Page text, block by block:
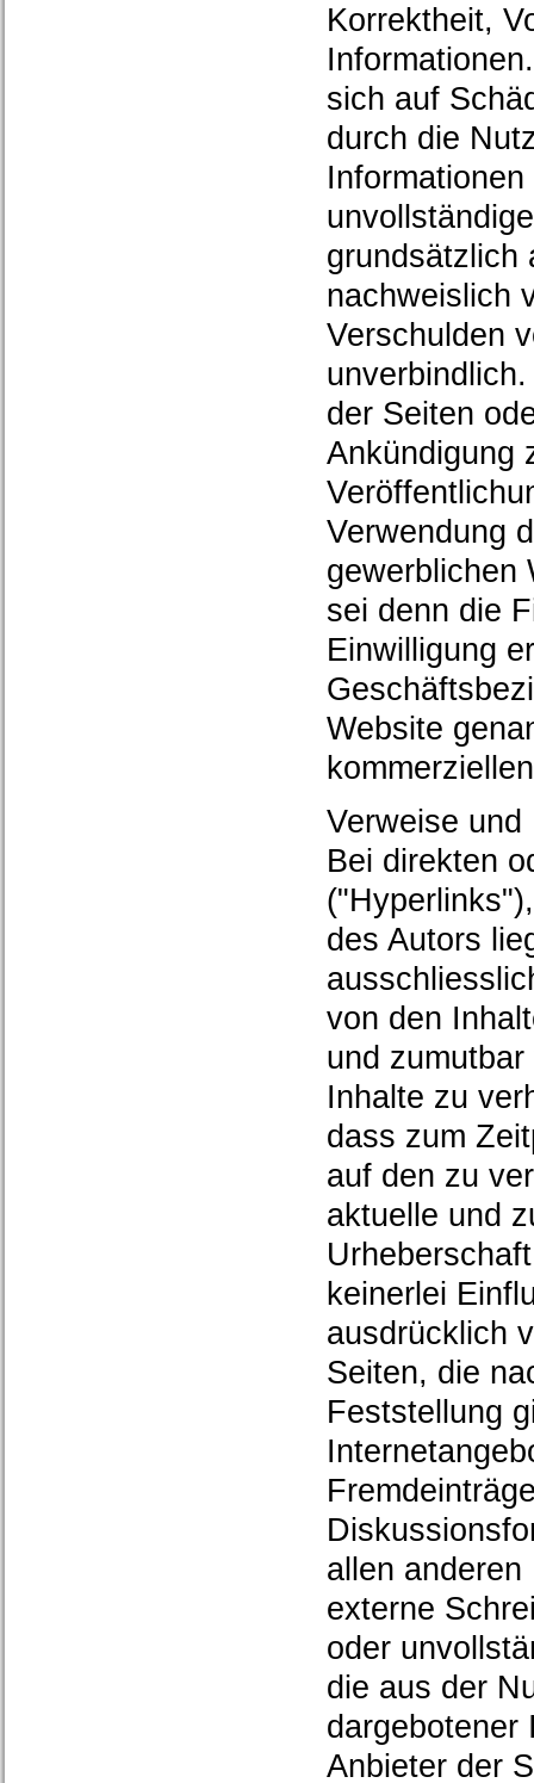
Korrektheit,
sich auf
durch die
grundsätzlich
nachweislich
Verschulden
der Seiten
Ankündigung
Verwendung
gewerblichen
sei denn die
Einwilligung
Website
Verweise und
Bei direkten
des Autors
von den
und
Inhalte zu
dass zum
auf den zu
aktuelle und
keinerlei
ausdrücklich
Seiten, die
Feststellung
allen
externe
oder
die aus der
dargebotener
Anbieter der